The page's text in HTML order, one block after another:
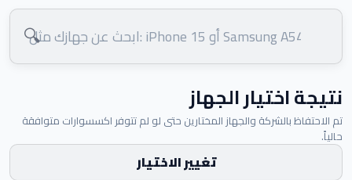
🔍
نتيجة اختيار الجهاز
تم الاحتفاظ بالشركة والجهاز المختارين حتى لو لم تتوفر اكسسوارات متوافقة
حالياً.
تغيير الاختيار